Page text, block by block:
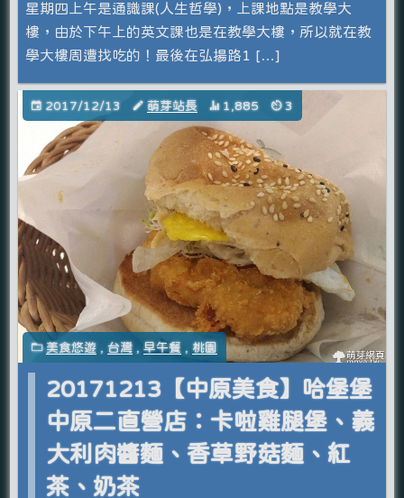
星期四上午是通識課(人生哲學)，上課地點是教學大
樓，由於下午上的英文課也是在教學大樓，所以就在教
學大樓周遭找吃的！最後在弘揚路1 […]
2017/12/13 萌芽站長 1,885 3
美食悠遊 ,台灣 ,早午餐 , 桃園
20171213【中原美食】哈堡堡
中原二直營店：卡啦雞腿堡、義
大利肉醬麵、香草野菇麵、紅
茶、奶茶